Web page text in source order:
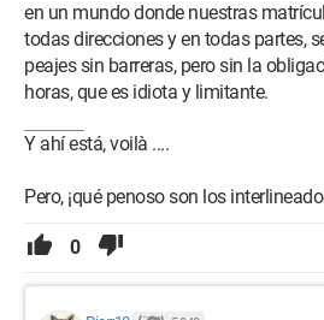
en un mundo donde nuestras
todas direcciones y en todas partes,
peajes sin barreras, pero sin la
horas, que es idiota y limitante.
Y ahí está, voilà ....
Pero, ¡qué penoso son los
0